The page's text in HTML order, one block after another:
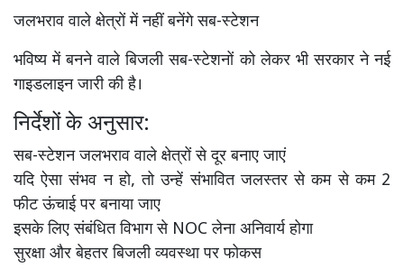
जलभराव वाले क्षेत्रों में नहीं बनेंगे सब-स्टेशन
भविष्य में बनने वाले बिजली सब-स्टेशनों को लेकर भी सरकार ने नई
गाइडलाइन जारी की है।
निर्देशों के अनुसार:
सब-स्टेशन जलभराव वाले क्षेत्रों से दूर बनाए जाएं
यदि ऐसा संभव न हो, तो उन्हें संभावित जलस्तर से कम से कम 2
फीट ऊंचाई पर बनाया जाए
इसके लिए संबंधित विभाग से NOC लेना अनिवार्य होगा
सुरक्षा और बेहतर बिजली व्यवस्था पर फोकस